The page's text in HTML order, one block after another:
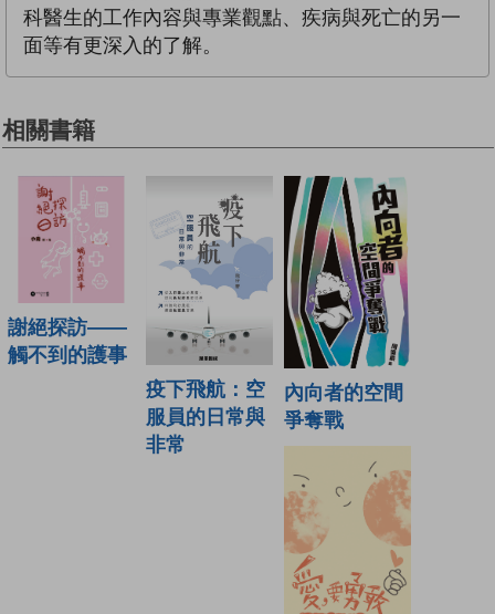
科醫生的工作內容與專業觀點、疾病與死亡的另一
面等有更深入的了解。
相關書籍
謝絕探訪——
觸不到的護事
疫下飛航：空
服員的日常與
非常
內向者的空間
爭奪戰